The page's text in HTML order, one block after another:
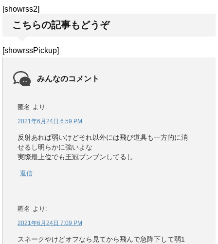
[showrss2]
こちらの記事もどうぞ
[showrssPickup]
みんなのコメント
匿名 より:
2021年6月24日 6:59 PM
反射あれば弱いけどそれ以外には飛び道具も一方的に消
せるし明らかに強いよな
実際最上位でも王冠ブンブンしてるし
返信
匿名 より:
2021年6月24日 7:09 PM
スネークやけどオフなら見てから飛んで急降下して弱1